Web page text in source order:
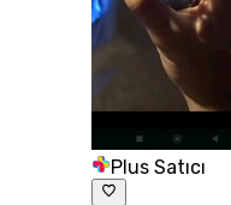
Plus Satıcı